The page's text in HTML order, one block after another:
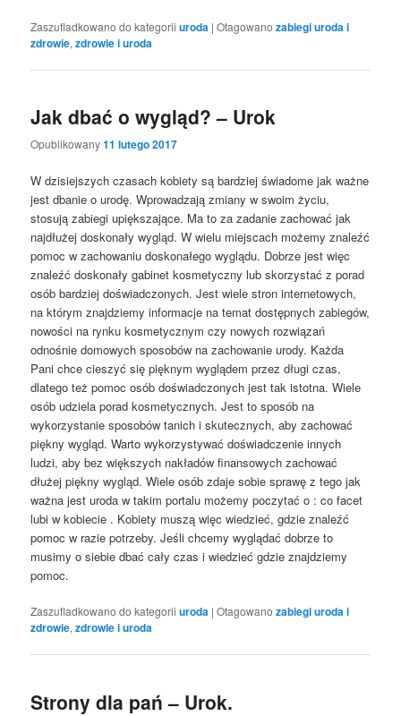
Zaszufladkowano do kategorii uroda |Otagowano zabiegi uroda i
zdrowie,zdrowie i uroda
Jak dbać o wygląd? – Urok
Opublikowany11 lutego 2017
W dzisiejszych czasach kobiety są bardziej świadome jak ważne
jest dbanie o urodę. Wprowadzają zmiany w swoim życiu,
stosują zabiegi upiększające. Ma to za zadanie zachować jak
najdłużej doskonały wygląd. W wielu miejscach możemy znaleźć
pomoc w zachowaniu doskonałego wyglądu. Dobrze jest więc
znaleźć doskonały gabinet kosmetyczny lub skorzystać z porad
osób bardziej doświadczonych. Jest wiele stron internetowych,
na którym znajdziemy informacje na temat dostępnych zabiegów,
nowości na rynku kosmetycznym czy nowych rozwiązań
odnośnie domowych sposobów na zachowanie urody. Każda
Pani chce cieszyć się pięknym wyglądem przez długi czas,
dlatego też pomoc osób doświadczonych jest tak istotna. Wiele
osób udziela porad kosmetycznych. Jest to sposób na
wykorzystanie sposobów tanich i skutecznych, aby zachować
piękny wygląd. Warto wykorzystywać doświadczenie innych
ludzi, aby bez większych nakładów finansowych zachować
dłużej piękny wygląd. Wiele osób zdaje sobie sprawę z tego jak
ważna jest uroda w takim portalu możemy poczytać o : co facet
lubi w kobiecie . Kobiety muszą więc wiedzieć, gdzie znaleźć
pomoc w razie potrzeby. Jeśli chcemy wyglądać dobrze to
musimy o siebie dbać cały czas i wiedzieć gdzie znajdziemy
pomoc.
Zaszufladkowano do kategorii uroda |Otagowano zabiegi uroda i
zdrowie,zdrowie i uroda
Strony dla pań – Urok.